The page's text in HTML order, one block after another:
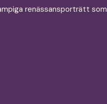
renässansporträtt som